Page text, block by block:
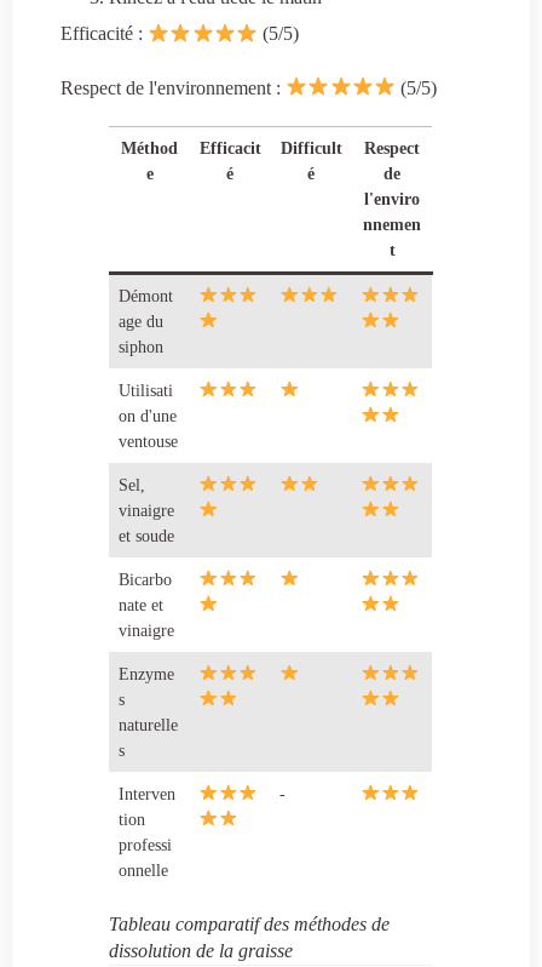
Efficacité :
(5/5)
Respect de l'environnement : (5/5)
Méthod
e
Efficacit
é
Difficult
é
Respect
de
l'enviro
nnemen
t
Démont
age du
siphon
Utilisati
on d'une
ventouse
Sel,
vinaigre
et soude
Bicarbo
nate et
vinaigre
Enzyme
s
naturelle
s
Interven
tion
professi
onnelle
-
Tableau comparatif des méthodes de
dissolution de la graisse